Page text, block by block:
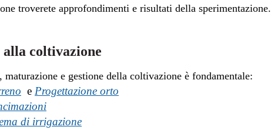
troverete approfondimenti e risultati della sperimentazione.
coltivazione
maturazione e gestione della coltivazione è fondamentale:
e Progettazione orto
di irrigazione